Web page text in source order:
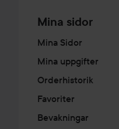
Mina sidor
Mina Sidor
Mina uppgifter
Orderhistorik
Favoriter
Bevakningar